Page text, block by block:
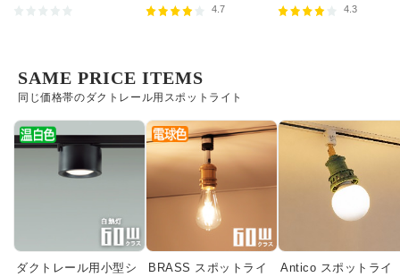
4.7 4.3
同じ価格帯のダクトレール用スポットライト
SAME PRICE ITEMS
ダクトレール用小型シ
BRASS スポットライ
Antico スポットライ